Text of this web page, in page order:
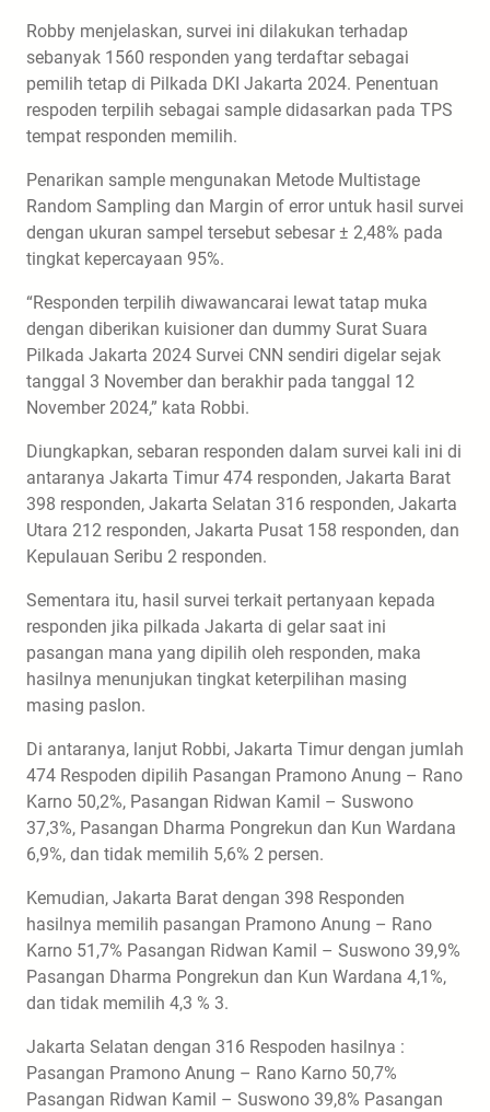
Robby menjelaskan, survei ini dilakukan terhadap
sebanyak 1560 responden yang terdaftar sebagai
pemilih tetap di Pilkada DKI Jakarta 2024. Penentuan
respoden terpilih sebagai sample didasarkan pada TPS
tempat responden memilih.
Penarikan sample mengunakan Metode Multistage
Random Sampling dan Margin of error untuk hasil survei
dengan ukuran sampel tersebut sebesar ± 2,48% pada
tingkat kepercayaan 95%.
“Responden terpilih diwawancarai lewat tatap muka
dengan diberikan kuisioner dan dummy Surat Suara
Pilkada Jakarta 2024 Survei CNN sendiri digelar sejak
tanggal 3 November dan berakhir pada tanggal 12
November 2024,” kata Robbi.
Diungkapkan, sebaran responden dalam survei kali ini di
antaranya Jakarta Timur 474 responden, Jakarta Barat
398 responden, Jakarta Selatan 316 responden, Jakarta
Utara 212 responden, Jakarta Pusat 158 responden, dan
Kepulauan Seribu 2 responden.
Sementara itu, hasil survei terkait pertanyaan kepada
responden jika pilkada Jakarta di gelar saat ini
pasangan mana yang dipilih oleh responden, maka
hasilnya menunjukan tingkat keterpilihan masing
masing paslon.
Di antaranya, lanjut Robbi, Jakarta Timur dengan jumlah
474 Respoden dipilih Pasangan Pramono Anung – Rano
Karno 50,2%, Pasangan Ridwan Kamil – Suswono
37,3%, Pasangan Dharma Pongrekun dan Kun Wardana
6,9%, dan tidak memilih 5,6% 2 persen.
Kemudian, Jakarta Barat dengan 398 Responden
hasilnya memilih pasangan Pramono Anung – Rano
Karno 51,7% Pasangan Ridwan Kamil – Suswono 39,9%
Pasangan Dharma Pongrekun dan Kun Wardana 4,1%,
dan tidak memilih 4,3 % 3.
Jakarta Selatan dengan 316 Respoden hasilnya :
Pasangan Pramono Anung – Rano Karno 50,7%
Pasangan Ridwan Kamil – Suswono 39,8% Pasangan